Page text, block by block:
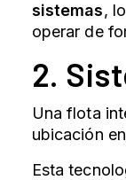
sistemas,
operar de
2.
Una flota
ubicación
Esta